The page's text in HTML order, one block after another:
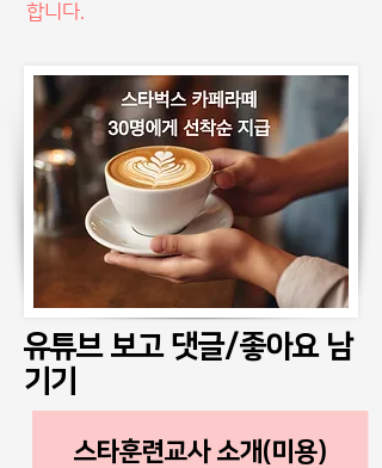
합니다.
유튜브 보고 댓글/좋아요 남
기기
스타훈련교사 소개(미용)